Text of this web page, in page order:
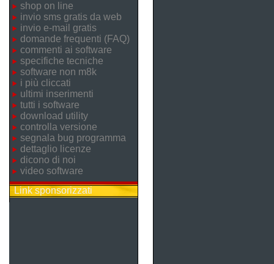
shop on line
invio sms gratis da web
invio e-mail gratis
domande frequenti (FAQ)
commenti ai software
specifiche tecniche
software non m8k
i più cliccati
ultimi inserimenti
tutti i software
download utility
controlla versione
segnala bug programma
dettaglio licenze
dicono di noi
video software
Link sponsorizzati